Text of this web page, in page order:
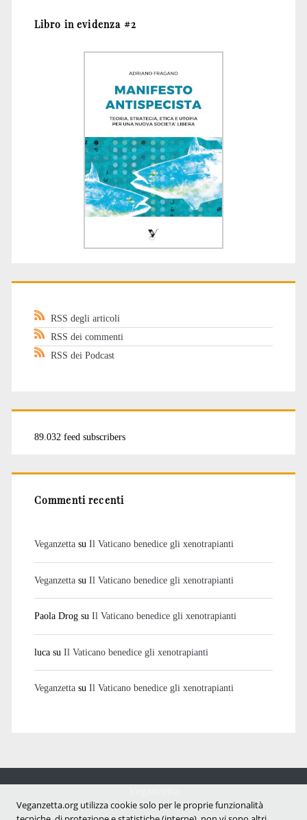
Libro in evidenza #2
RSS degli articoli
RSS dei commenti
RSS dei Podcast
89.032 feed subscribers
Commenti recenti
Veganzettasu Il Vaticano benedice gli xenotrapianti
Veganzettasu Il Vaticano benedice gli xenotrapianti
Paola Drogsu Il Vaticano benedice gli xenotrapianti
lucasu Il Vaticano benedice gli xenotrapianti
Veganzettasu Il Vaticano benedice gli xenotrapianti
Notizie dal mondo vegan e antispecista
Veganzetta.org utilizza cookie solo per le proprie funzionalità